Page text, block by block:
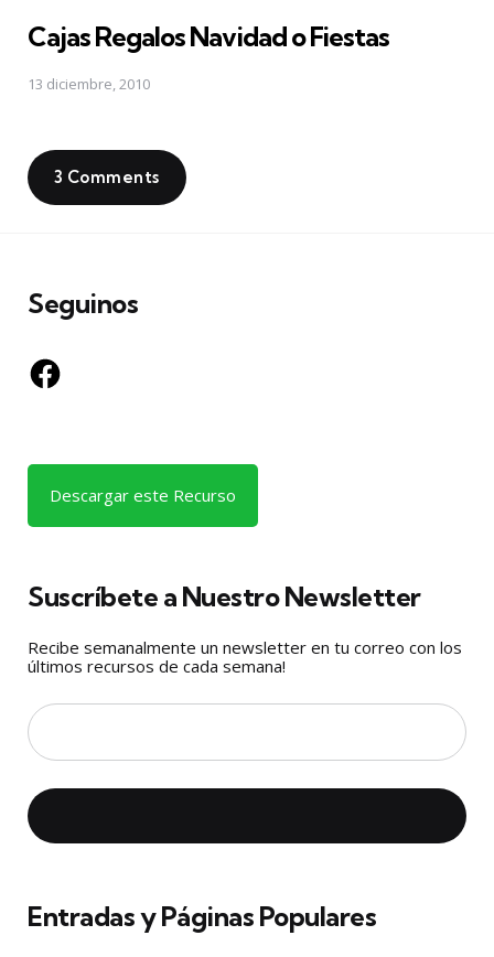
Cajas Regalos Navidad o Fiestas
13 diciembre, 2010
3 Comments
Seguinos
Facebook
Descargar este Recurso
Suscríbete a Nuestro Newsletter
Recibe semanalmente un newsletter en tu correo con los
últimos recursos de cada semana!
Entradas y Páginas Populares